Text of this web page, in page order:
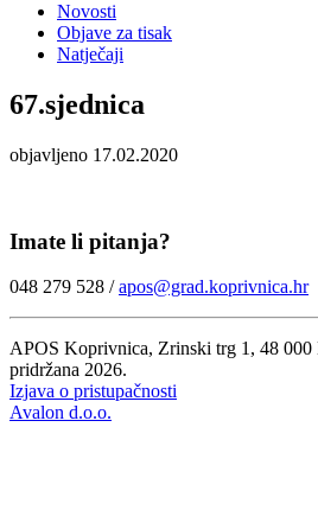
Novosti
Objave za tisak
Natječaji
67.sjednica
objavljeno 17.02.2020
Imate li pitanja?
048 279 528 /apos@grad.koprivnica.hr
APOS Koprivnica, Zrinski trg 1, 48 000
pridržana 2026.
Izjava o pristupačnosti
Avalon d.o.o.